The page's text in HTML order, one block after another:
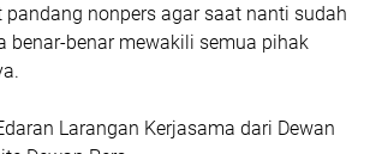
pandang nonpers agar saat nanti sudah
benar-benar mewakili semua pihak
Larangan Kerjasama dari Dewan